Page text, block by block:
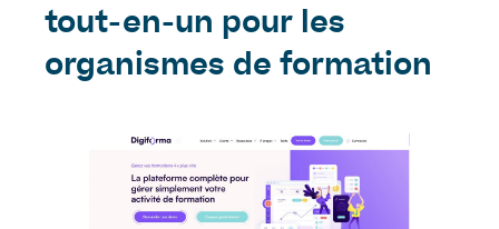
tout-en-un pour les
organismes de formation